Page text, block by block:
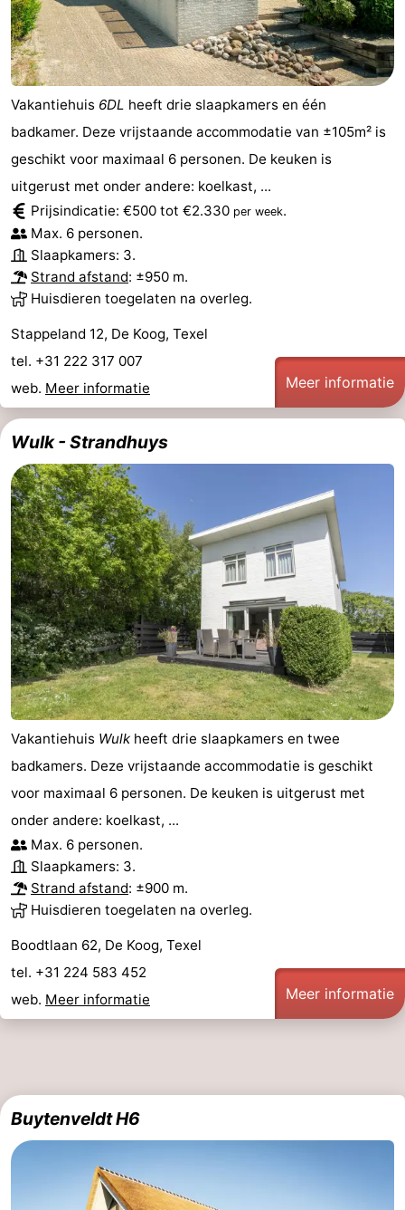
Speeltuinen
-
Minigolfbanen
Natuur
Rondleidingen
-
Zwembaden
-
Fietsen
-
Wandelen
-
Surfen
-
Eten
en
drinken
Evenementen
Praktisch
Forum
Route
-
Boot
Waddenhoppen
Parkeren
Reisboekenwinkel
Nieuws
Medische
adressen
Regio
-
Terschelling
-
Vlieland
Noord-
Vakantiehuis 6DL heeft drie slaapkamers en één
badkamer. Deze vrijstaande accommodatie van ±105m² is
geschikt voor maximaal 6 personen. De keuken is
uitgerust met onder andere: koelkast, ...
Prijsindicatie: €500 tot €2.330 per week.
Max. 6 personen.
Slaapkamers: 3.
Strand afstand: ±950 m.
Huisdieren toegelaten na overleg.
Stappeland 12, De Koog, Texel
tel. +31 222 317 007
web. Meer informatie Meer informatie
Wulk - Strandhuys
Vakantiehuis Wulk heeft drie slaapkamers en twee
badkamers. Deze vrijstaande accommodatie is geschikt
voor maximaal 6 personen. De keuken is uitgerust met
onder andere: koelkast, ...
Max. 6 personen.
Slaapkamers: 3.
Strand afstand: ±900 m.
Huisdieren toegelaten na overleg.
Boodtlaan 62, De Koog, Texel
tel. +31 224 583 452
web. Meer informatie Meer informatie
Buytenveldt H6